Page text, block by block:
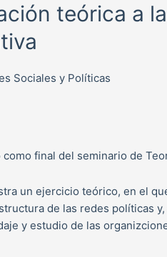
teórica a
Sociales y Políticas
final del seminario de
un ejercicio teórico, en el
de las redes políticas
y estudio de las